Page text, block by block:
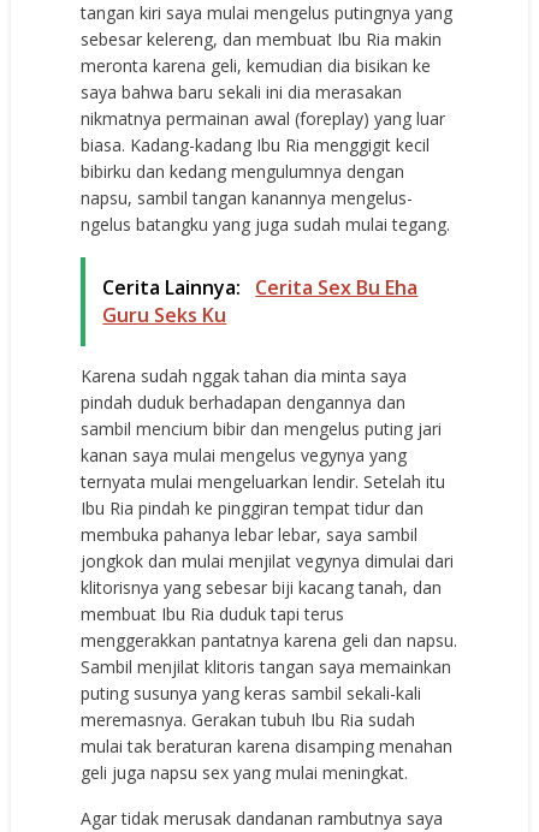
tangan kiri saya mulai mengelus putingnya yang
sebesar kelereng, dan membuat Ibu Ria makin
meronta karena geli, kemudian dia bisikan ke
saya bahwa baru sekali ini dia merasakan
nikmatnya permainan awal (foreplay) yang luar
biasa. Kadang-kadang Ibu Ria menggigit kecil
bibirku dan kedang mengulumnya dengan
napsu, sambil tangan kanannya mengelus-
ngelus batangku yang juga sudah mulai tegang.
Cerita Lainnya:
Cerita Sex Bu Eha
Guru Seks Ku
Karena sudah nggak tahan dia minta saya
pindah duduk berhadapan dengannya dan
sambil mencium bibir dan mengelus puting jari
kanan saya mulai mengelus vegynya yang
ternyata mulai mengeluarkan lendir. Setelah itu
Ibu Ria pindah ke pinggiran tempat tidur dan
membuka pahanya lebar lebar, saya sambil
jongkok dan mulai menjilat vegynya dimulai dari
klitorisnya yang sebesar biji kacang tanah, dan
membuat Ibu Ria duduk tapi terus
menggerakkan pantatnya karena geli dan napsu.
Sambil menjilat klitoris tangan saya memainkan
puting susunya yang keras sambil sekali-kali
meremasnya. Gerakan tubuh Ibu Ria sudah
mulai tak beraturan karena disamping menahan
geli juga napsu sex yang mulai meningkat.
Agar tidak merusak dandanan rambutnya saya